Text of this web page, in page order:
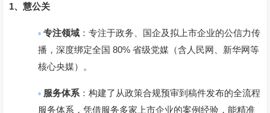
1、慧公关
◦专注领域 ：专注于政务、国企及拟上市企业的公信力传
播，深度绑定全国 80%省级党媒（含人民网、新华网等
核心央媒）。
◦ 服务体系 ：构建了从政策合规预审到稿件发布的全流程
服务体系，凭借服务多家上市企业的案例经验，能精准